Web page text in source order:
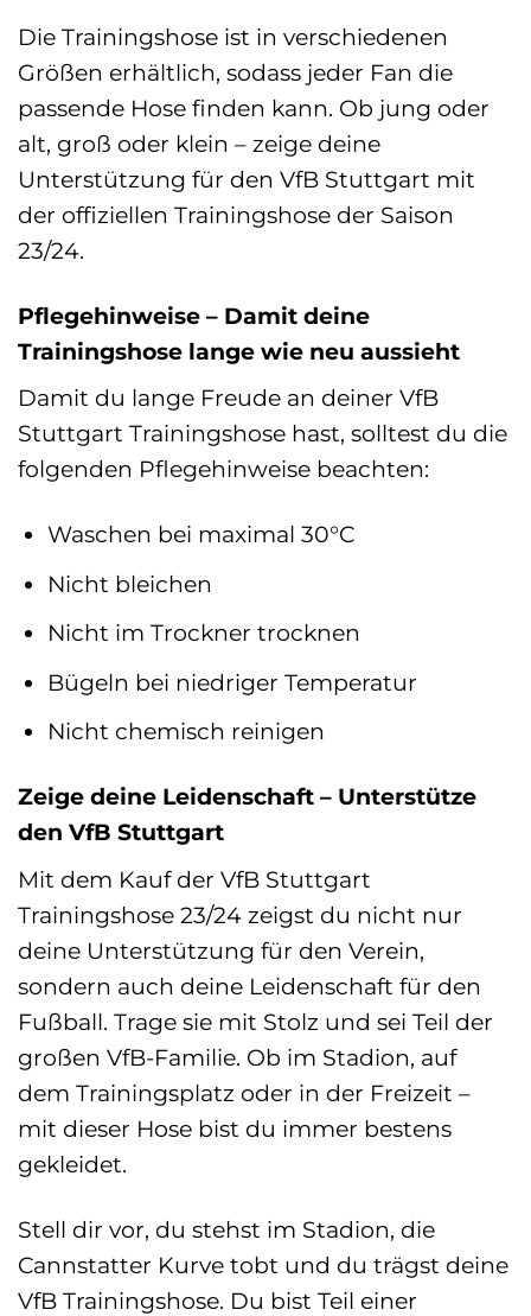
Die Trainingshose ist in verschiedenen
Größen erhältlich, sodass jeder Fan die
passende Hose finden kann. Ob jung oder
alt, groß oder klein – zeige deine
Unterstützung für den VfB Stuttgart mit
der offiziellen Trainingshose der Saison
23/24.
Pflegehinweise – Damit deine
Trainingshose lange wie neu aussieht
Damit du lange Freude an deiner VfB
Stuttgart Trainingshose hast, solltest du die
folgenden Pflegehinweise beachten:
Waschen bei maximal 30°C
Nicht bleichen
Nicht im Trockner trocknen
Bügeln bei niedriger Temperatur
Nicht chemisch reinigen
Zeige deine Leidenschaft – Unterstütze
den VfB Stuttgart
Mit dem Kauf der VfB Stuttgart
Trainingshose 23/24 zeigst du nicht nur
deine Unterstützung für den Verein,
sondern auch deine Leidenschaft für den
Fußball. Trage sie mit Stolz und sei Teil der
großen VfB-Familie. Ob im Stadion, auf
dem Trainingsplatz oder in der Freizeit –
mit dieser Hose bist du immer bestens
gekleidet.
Stell dir vor, du stehst im Stadion, die
Cannstatter Kurve tobt und du trägst deine
VfB Trainingshose. Du bist Teil einer